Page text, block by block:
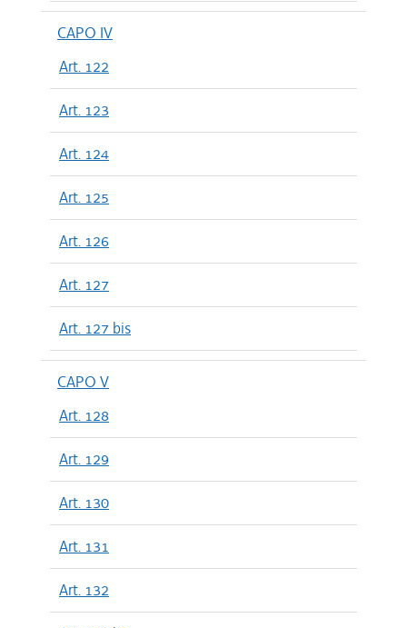
CAPO IV
Art. 122
Art. 123
Art. 124
Art. 125
Art. 126
Art. 127
Art. 127 bis
CAPO V
Art. 128
Art. 129
Art. 130
Art. 131
Art. 132